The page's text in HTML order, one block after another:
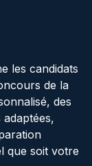
les candidats
de la
des
que soit votre